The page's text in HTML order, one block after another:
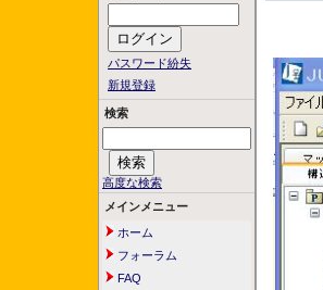
パスワード紛失
新規登録
検索
高度な検索
メインメニュー
ホーム
フォーラム
FAQ